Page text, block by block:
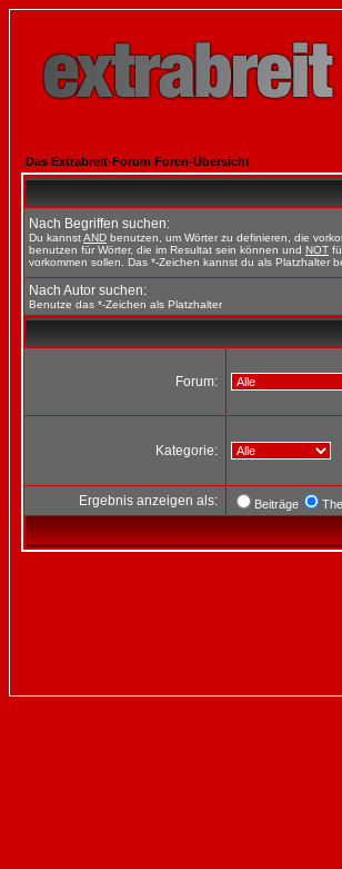
Das Extrabreit-Forum Foren-Übersicht
Nach Begriffen suchen:
Du kannstAND benutzen, um Wörter zu definieren, die
benutzen für Wörter, die im Resultat sein können und NOT
vorkommen sollen. Das *-Zeichen kannst du als Platzhalter
Nach Autor suchen:
Benutze das *-Zeichen als Platzhalter
Forum:
Kategorie:
Ergebnis anzeigen als: Beiträge